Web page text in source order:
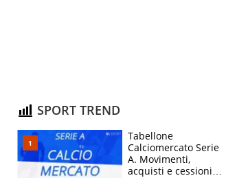
SPORT TREND
Tabellone
Calciomercato Serie
A. Movimenti,
acquisti e cessioni: